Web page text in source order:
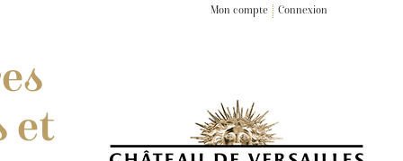
Mon compte Connexion
et